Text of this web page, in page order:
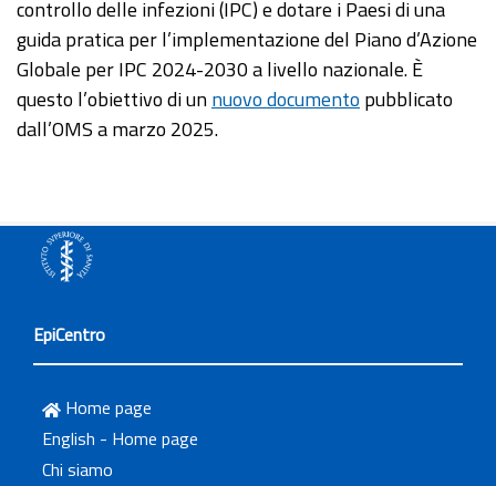
controllo delle infezioni (IPC) e dotare i Paesi di una
guida pratica per l’implementazione del Piano d’Azione
Globale per IPC 2024-2030 a livello nazionale. È
questo l’obiettivo di unnuovo documento pubblicato
dall’OMS a marzo 2025.
EpiCentro
Home page
English - Home page
Chi siamo